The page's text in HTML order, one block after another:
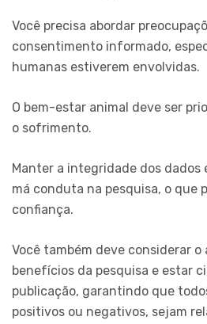
Você precisa abordar
consentimento informado,
humanas estiverem envolvidas.
O bem-estar animal deve ser
o sofrimento.
Manter a integridade dos dados
má conduta na pesquisa, o que
confiança.
Você também deve considerar
benefícios da pesquisa e estar
publicação, garantindo que
positivos ou negativos, sejam